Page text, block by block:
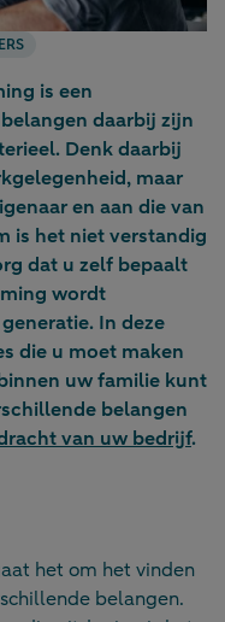
is een
daarbij zijn
Denk daarbij
maar
en aan die van
is het niet verstandig
dat u zelf bepaalt
wordt
In deze
die u moet maken
uw familie kunt
belangen
van uw bedrijf.
het om het vinden
belangen.